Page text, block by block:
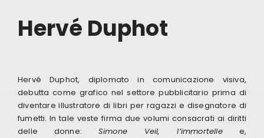
Hervé Duphot
Hervé Duphot, diplomato in comunicazione visiva,
debutta come grafico nel settore pubblicitario prima di
diventare illustratore di libri per ragazzi e disegnatore di
fumetti. In tale veste firma due volumi consacrati ai diritti
delle donne: Simone Veil, l’immortellee,